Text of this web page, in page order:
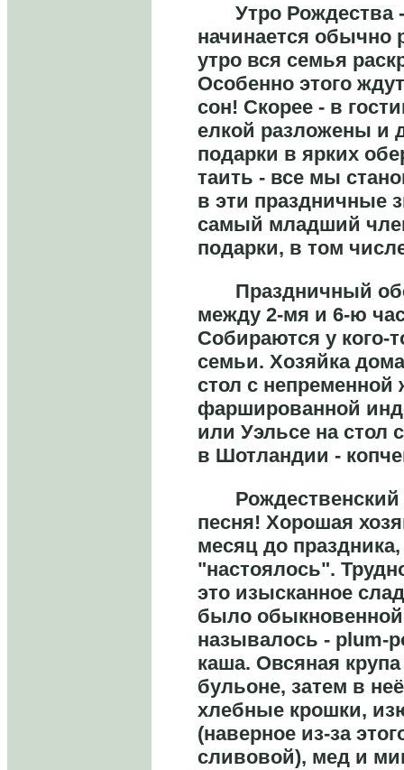
Утро Рождества -
начинается обычно
утро вся семья
Особенно этого
сон! Скорее - в
елкой разложены и
подарки в ярких
таить - все мы
в эти праздничные
самый младший
подарки, в том
Праздничный
между 2-мя и 6-ю
Собираются у кого-
семьи. Хозяйка
стол с непременной
фаршированной
или Уэльсе на стол
в Шотландии -
Рождественский
песня! Хорошая
месяц до
"настоялось".
это изысканное
было
называлось - plum-
каша. Овсяная
бульоне, затем в
хлебные крошки,
(наверное из-за
сливовой), мед и